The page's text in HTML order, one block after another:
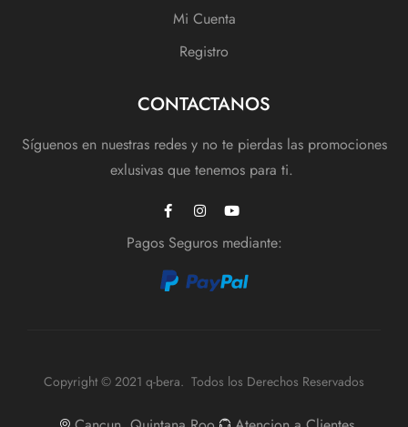
Mi Cuenta
Registro
CONTACTANOS
Síguenos en nuestras redes y no te pierdas las promociones
exlusivas que tenemos para ti.
Pagos Seguros mediante:
Copyright © 2021 q-bera. Todos los Derechos Reservados